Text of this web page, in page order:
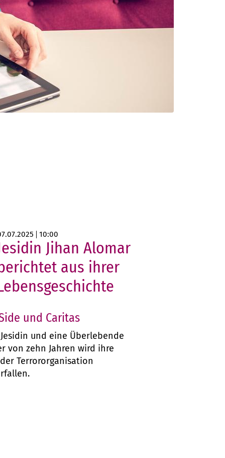
10:00
Jihan Alomar
aus ihrer
und Caritas
und eine Überlebende
von zehn Jahren wird ihre
Terrororganisation